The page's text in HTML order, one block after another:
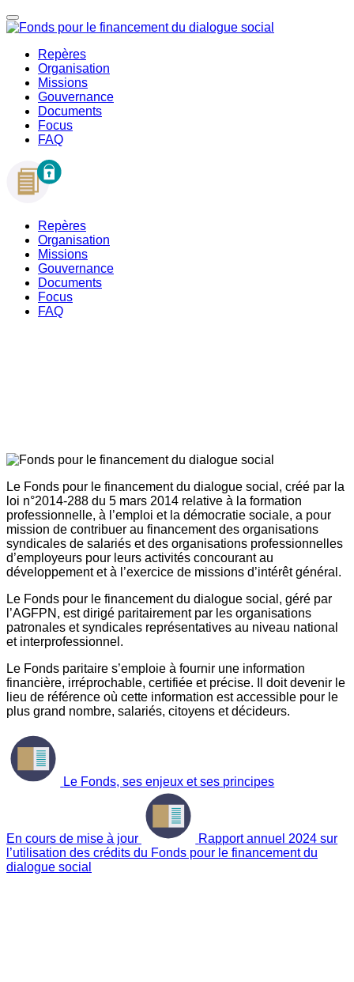
Repères
Organisation
Missions
Gouvernance
Documents
Focus
FAQ
Repères
Organisation
Missions
Gouvernance
Documents
Focus
FAQ
Le Fonds pour le financement du dialogue social, créé par la
loi n°2014-288 du 5 mars 2014 relative à la formation
professionnelle, à l’emploi et la démocratie sociale, a pour
mission de contribuer au financement des organisations
syndicales de salariés et des organisations professionnelles
d’employeurs pour leurs activités concourant au
développement et à l’exercice de missions d’intérêt général.
Le Fonds pour le financement du dialogue social, géré par
l’AGFPN, est dirigé paritairement par les organisations
patronales et syndicales représentatives au niveau national
et interprofessionnel.
Le Fonds paritaire s’emploie à fournir une information
financière, irréprochable, certifiée et précise. Il doit devenir le
lieu de référence où cette information est accessible pour le
plus grand nombre, salariés, citoyens et décideurs.
Le Fonds, ses enjeux et ses principes
En cours de mise à jour
Rapport annuel 2024 sur
l’utilisation des crédits du Fonds pour le financement du
dialogue social